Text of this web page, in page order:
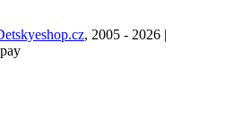
, 2005 - 2026 |